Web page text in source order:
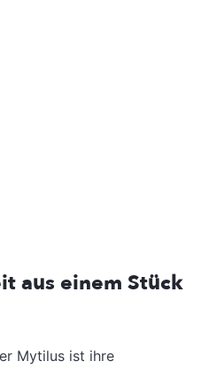
aus einem Stück
Mytilus ist ihre